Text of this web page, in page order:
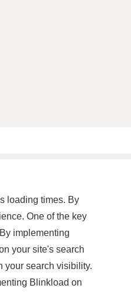
loading times. By
One of the key
implementing
your site's search
your search visibility.
Blinkload on